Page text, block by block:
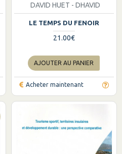
DAVID HUET - DHAVID
LE TEMPS DU FENOIR
21.00€
AJOUTER AU PANIER
Acheter maintenant